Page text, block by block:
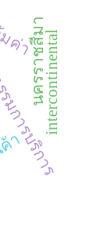
าบริการ
ค่าintercontinental
นครราชสีมา